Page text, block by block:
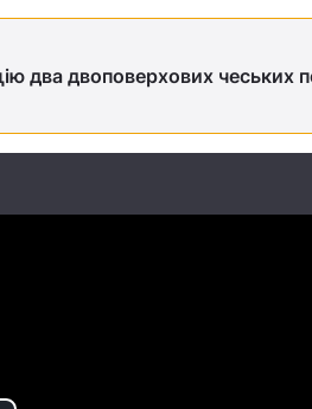
два двоповерхових чеських